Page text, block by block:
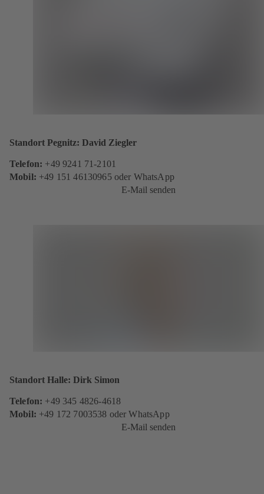
Standort Pegnitz: David Ziegler
Telefon: +49 9241 71-2101
Mobil: +49 151 46130965 oder WhatsApp
E-Mail senden
Standort Halle: Dirk Simon
Telefon: +49 345 4826-4618
Mobil: +49 172 7003538 oder WhatsApp
E-Mail senden